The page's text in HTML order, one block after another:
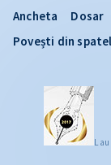
Ancheta Dosar
Povești din